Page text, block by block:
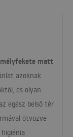
mélyfekete matt
azoknak
és olyan
egész belső tér
ötvözve